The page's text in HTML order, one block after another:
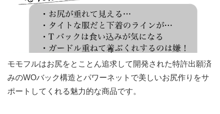
モモフルはお尻をとことん追求して開発された特許出願済
みのWOバック構造とパワーネットで美しいお尻作りをサ
ポートしてくれる魅力的な商品です。